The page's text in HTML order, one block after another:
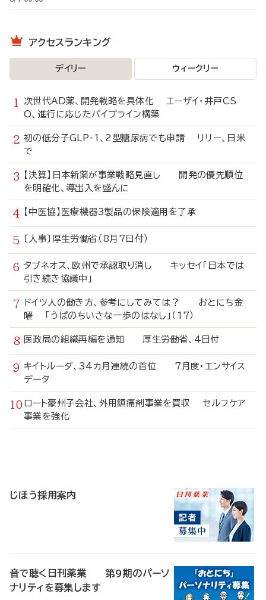
アクセスランキング
デイリー ウィークリー
次世代AD薬、開発戦略を具体化 エーザイ・井戸CS
O、進行に応じたパイプライン構築
初の低分子GLP-1、2型糖尿病でも申請 リリー、日米
で
【決算】日本新薬が事業戦略見直し 開発の優先順位
を明確化、導出入を盛んに
【中医協】医療機器3製品の保険適用を了承
〔人事〕厚生労働省（8月7日付）
タブネオス、欧州で承認取り消し キッセイ「日本では
引き続き協議中」
ドイツ人の働き方、参考にしてみては？ おとにち金
曜 「うぱのちいさな一歩のはなし」（17）
医政局の組織再編を通知 厚生労働省、4日付
キイトルーダ、34カ月連続の首位 7月度・エンサイス
データ
ロート豪州子会社、外用鎮痛剤事業を買収 セルフケア
事業を強化
じほう採用案内
音で聴く日刊薬業 第9期のパーソ
ナリティを募集します